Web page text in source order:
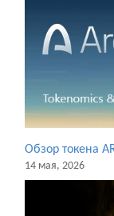
Обзор токена
14 мая, 2026